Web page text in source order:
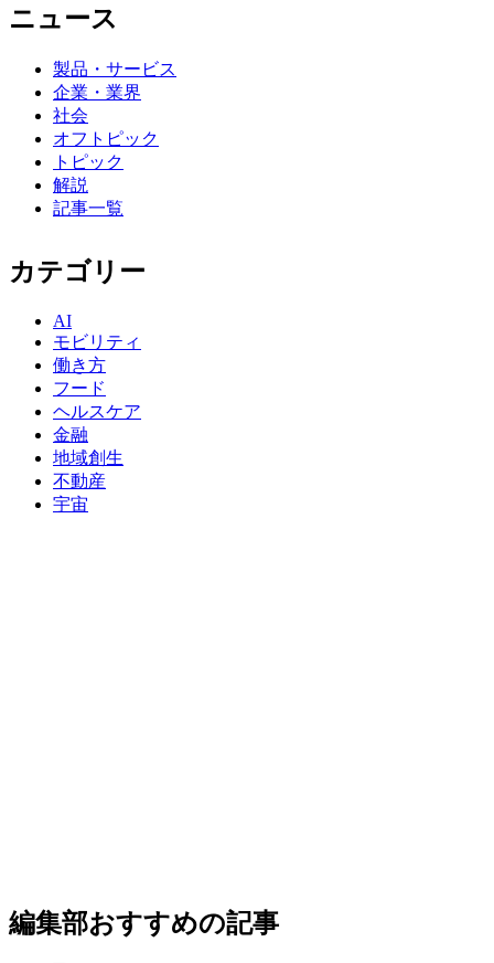
ニュース
製品・サービス
企業・業界
社会
オフトピック
トピック
解説
記事一覧
カテゴリー
AI
モビリティ
働き方
フード
ヘルスケア
金融
地域創生
不動産
宇宙
編集部おすすめの記事